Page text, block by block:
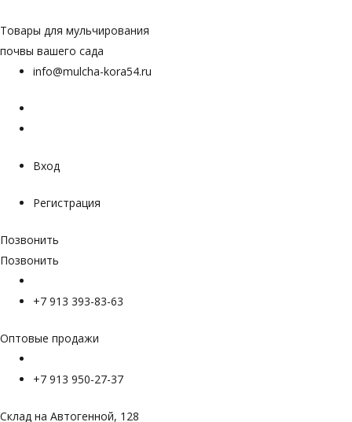
к
содержимому
Товары для мульчирования
почвы вашего сада
info@mulcha-kora54.ru
Вход
Регистрация
Позвонить
Позвонить
+7 913 393-83-63
Оптовые продажи
+7 913 950-27-37
Склад на Автогенной, 128